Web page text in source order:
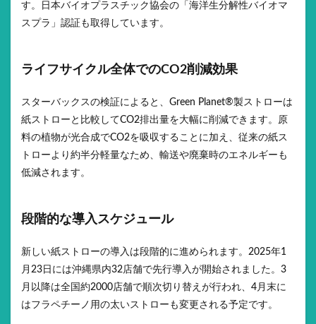
す。日本バイオプラスチック協会の「海洋生分解性バイオマ
スプラ」認証も取得しています。
ライフサイクル全体でのCO2削減効果
スターバックスの検証によると、Green Planet®製ストローは
紙ストローと比較してCO2排出量を大幅に削減できます。原
料の植物が光合成でCO2を吸収することに加え、従来の紙ス
トローより約半分軽量なため、輸送や廃棄時のエネルギーも
低減されます。
段階的な導入スケジュール
新しい紙ストローの導入は段階的に進められます。2025年1
月23日には沖縄県内32店舗で先行導入が開始されました。3
月以降は全国約2000店舗で順次切り替えが行われ、4月末に
はフラペチーノ用の太いストローも変更される予定です。